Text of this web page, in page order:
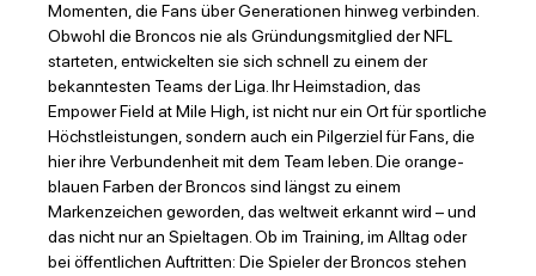
Momenten, die Fans über Generationen hinweg verbinden.
Obwohl die Broncos nie als Gründungsmitglied der NFL
starteten, entwickelten sie sich schnell zu einem der
bekanntesten Teams der Liga. Ihr Heimstadion, das
Empower Field at Mile High, ist nicht nur ein Ort für sportliche
Höchstleistungen, sondern auch ein Pilgerziel für Fans, die
hier ihre Verbundenheit mit dem Team leben. Die orange-
blauen Farben der Broncos sind längst zu einem
Markenzeichen geworden, das weltweit erkannt wird – und
das nicht nur an Spieltagen. Ob im Training, im Alltag oder
bei öffentlichen Auftritten: Die Spieler der Broncos stehen